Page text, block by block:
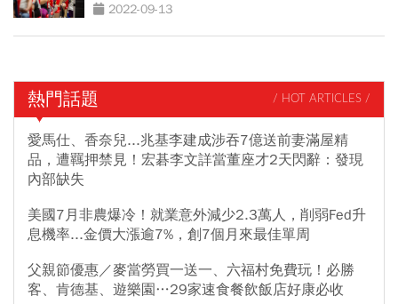
2022-09-13
熱門話題 / HOT ARTICLES /
愛馬仕、香奈兒...兆基李建成涉吞7億送前妻滿屋精
品，遭羈押禁見！宏碁李文詳當董座才2天閃辭：發現
內部缺失
美國7月非農爆冷！就業意外減少2.3萬人，削弱Fed升
息機率...金價大漲逾7%，創7個月來最佳單周
父親節優惠／麥當勞買一送一、六福村免費玩！必勝
客、肯德基、遊樂園…29家速食餐飲飯店好康必收